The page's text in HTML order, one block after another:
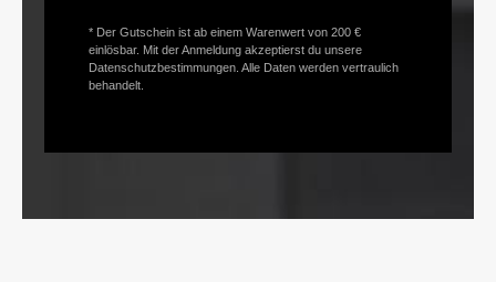
* Der Gutschein ist ab einem Warenwert von 200 €
einlösbar. Mit der Anmeldung akzeptierst du unsere
Datenschutzbestimmungen. Alle Daten werden vertraulich
behandelt.